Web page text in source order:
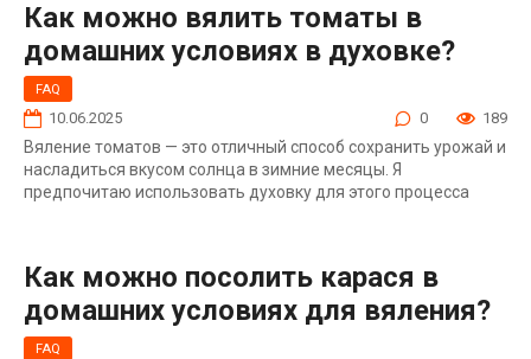
Как можно вялить томаты в
домашних условиях в духовке?
FAQ
10.06.2025 0 189
Вяление томатов — это отличный способ сохранить урожай и
насладиться вкусом солнца в зимние месяцы. Я
предпочитаю использовать духовку для этого процесса
Как можно посолить карася в
домашних условиях для вяления?
FAQ